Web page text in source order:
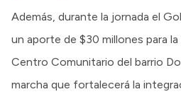
Además, durante la jornada el
un aporte de $30 millones para
Centro Comunitario del barrio
marcha que fortalecerá la